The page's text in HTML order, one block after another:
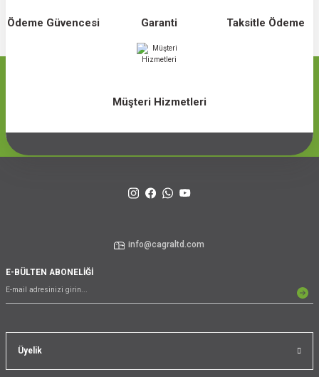
Ödeme Güvencesi Garanti Taksitle Ödeme
Müşteri Hizmetleri
Üyelik
info@cagraltd.com
E-BÜLTEN ABONELİĞİ